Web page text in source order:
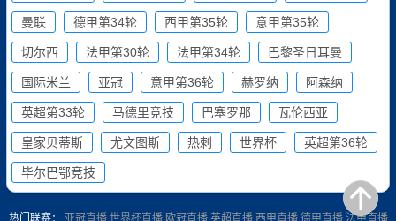
曼联 德甲第34轮 西甲第35轮 意甲第35轮
切尔西 法甲第30轮 法甲第34轮 巴黎圣日耳曼
国际米兰 亚冠 意甲第36轮 赫罗纳 阿森纳
英超第33轮 马德里竞技 巴塞罗那 瓦伦西亚
皇家贝蒂斯 尤文图斯 热刺 世界杯 英超第36轮
毕尔巴鄂竞技
热门联赛： 亚冠直播 世界杯直播 欧冠直播 英超直播 西甲直播 德甲直播 法甲直播